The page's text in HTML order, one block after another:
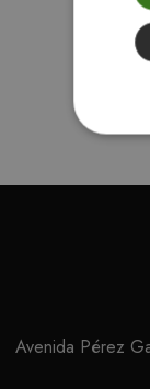
Avenida Pérez